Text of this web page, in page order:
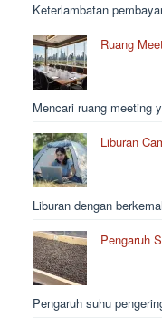
Keterlambatan
Ruang
Mencari ruang meeting
Liburan
Liburan dengan
Pengaruh
Pengaruh suhu